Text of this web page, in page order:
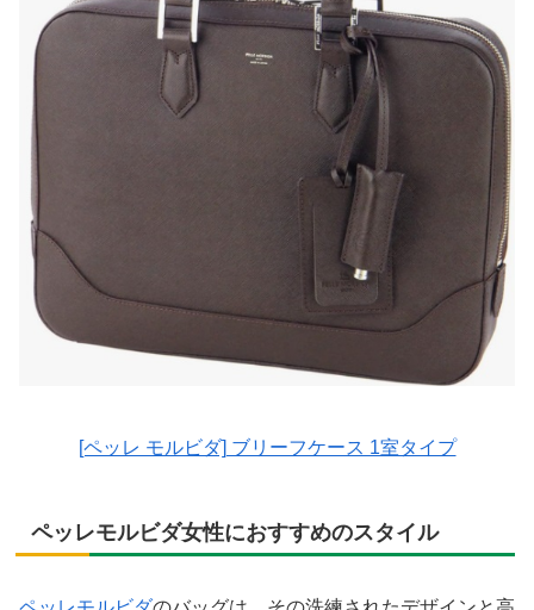
[ペッレ モルビダ] ブリーフケース 1室タイプ
ペッレモルビダ女性におすすめのスタイル